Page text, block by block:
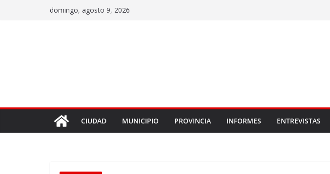
domingo, agosto 9, 2026
CIUDAD MUNICIPIO PROVINCIA INFORMES ENTREVISTAS